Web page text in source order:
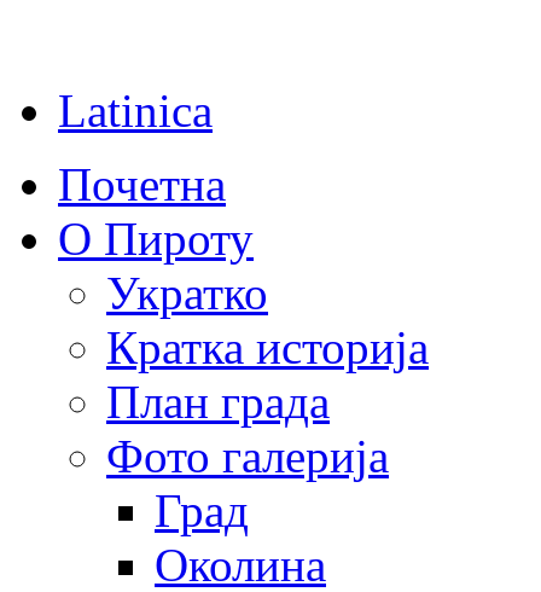
Latinica
Почетна
О Пироту
Укратко
Кратка историја
План града
Фото галерија
Град
Околина